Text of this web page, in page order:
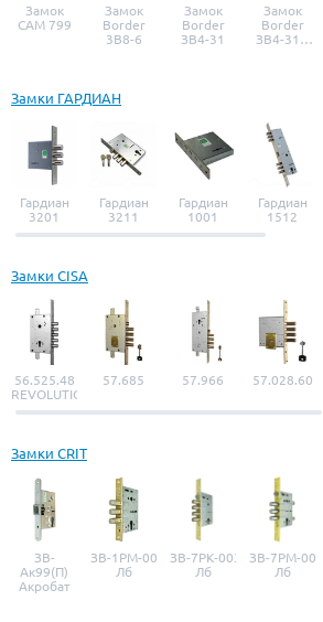
Замок
САМ 799
Замок
Border
3B8-6
Замок
Border
ЗВ4-31
Замок
Border
ЗВ4-31 с
Замки ГАРДИАН
Гардиан
3201
Гардиан
3211
Гардиан
1001
Гардиан
1512
Замки CISA
56.525.48
REVOLUTION
57.685 57.966 57.028.60
Замки CRIT
ЗВ-
Ак99(П)
Акробат
ЗВ-1РМ-001-
Лб
ЗВ-7РК-003-
Лб
ЗВ-7РМ-006-
Лб